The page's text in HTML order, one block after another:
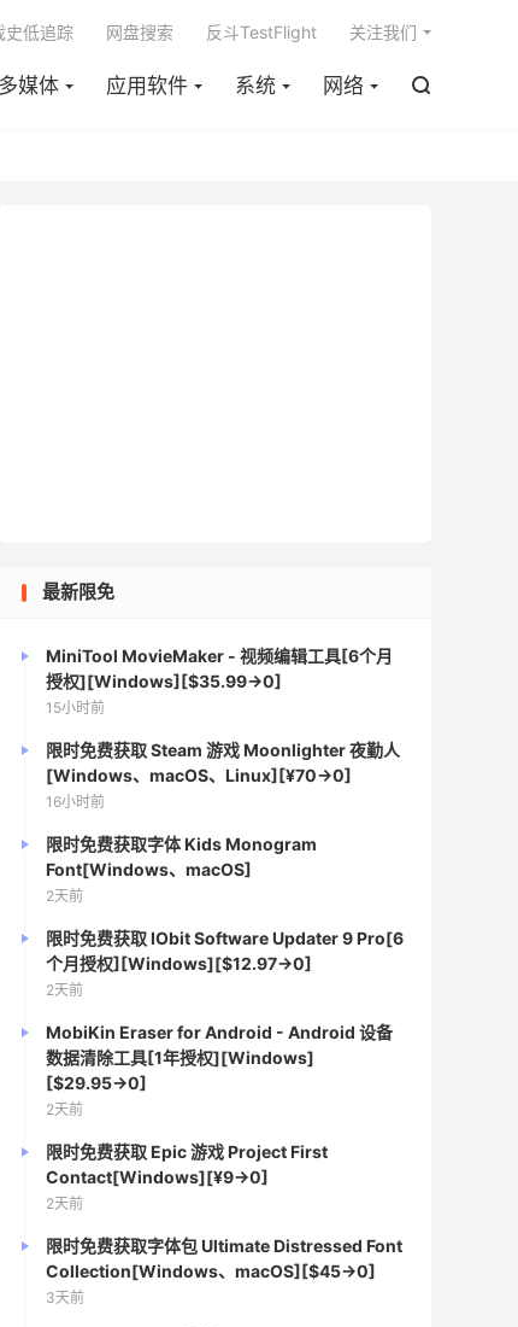
多媒体 应用软件 系统 网络 
史低追踪 网盘搜索 反斗TestFlight 关注我们
最新限免
MiniTool MovieMaker - 视频编辑工具[6个月
授权][Windows][$35.99→0]
15小时前
限时免费获取 Steam 游戏 Moonlighter 夜勤人
[Windows、macOS、Linux][¥70→0]
16小时前
限时免费获取字体 Kids Monogram
Font[Windows、macOS]
2天前
限时免费获取 IObit Software Updater 9 Pro[6
个月授权][Windows][$12.97→0]
2天前
MobiKin Eraser for Android - Android 设备
数据清除工具[1年授权][Windows]
[$29.95→0]
2天前
限时免费获取 Epic 游戏 Project First
Contact[Windows][¥9→0]
2天前
限时免费获取字体包 Ultimate Distressed Font
Collection[Windows、macOS][$45→0]
3天前